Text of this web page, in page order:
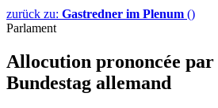
zurück zu: Gastredner im Plenum ()
Parlament
Allocution prononcée
Bundestag allemand